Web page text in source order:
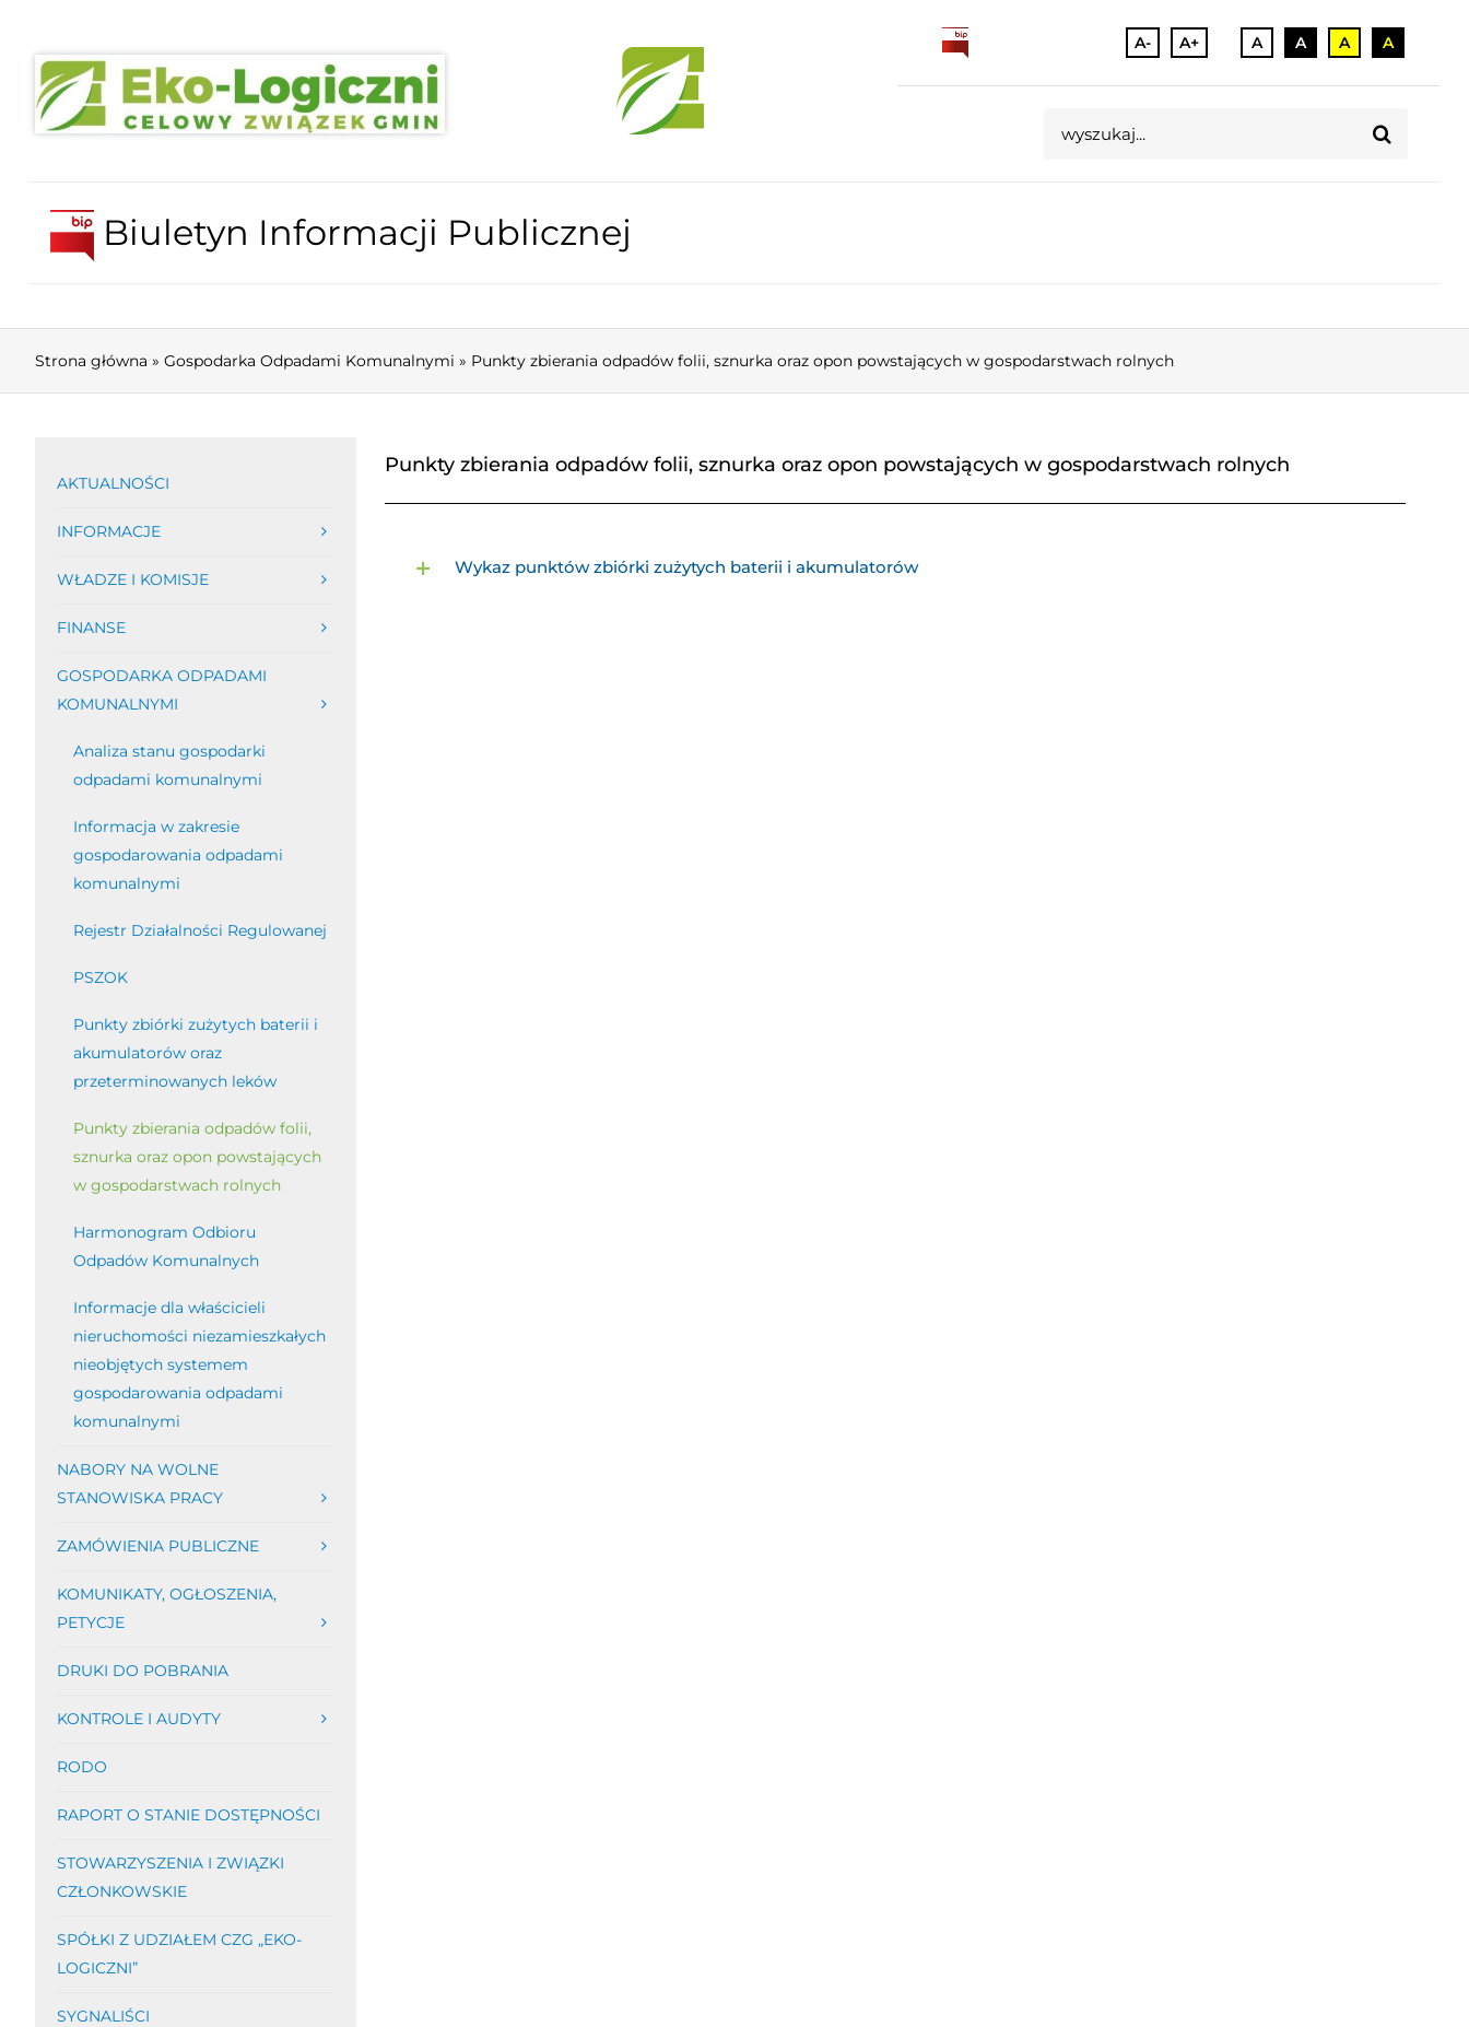
A- A+ A A A A
Biuletyn Informacji Publicznej
Strona główna » Gospodarka Odpadami Komunalnymi » Punkty zbierania odpadów folii, sznurka oraz opon powstających w gospodarstwach rolnych
AKTUALNOŚCI
INFORMACJE
WŁADZE I KOMISJE
FINANSE
GOSPODARKA ODPADAMI
KOMUNALNYMI
Analiza stanu gospodarki
odpadami komunalnymi
Informacja w zakresie
gospodarowania odpadami
komunalnymi
Rejestr Działalności Regulowanej
PSZOK
Punkty zbiórki zużytych baterii i
akumulatorów oraz
przeterminowanych leków
Punkty zbierania odpadów folii,
sznurka oraz opon powstających
w gospodarstwach rolnych
Harmonogram Odbioru
Odpadów Komunalnych
Informacje dla właścicieli
nieruchomości niezamieszkałych
nieobjętych systemem
gospodarowania odpadami
komunalnymi
NABORY NA WOLNE
STANOWISKA PRACY
ZAMÓWIENIA PUBLICZNE
KOMUNIKATY, OGŁOSZENIA,
PETYCJE
DRUKI DO POBRANIA
KONTROLE I AUDYTY
RODO
RAPORT O STANIE DOSTĘPNOŚCI
STOWARZYSZENIA I ZWIĄZKI
CZŁONKOWSKIE
SPÓŁKI Z UDZIAŁEM CZG „EKO-
LOGICZNI”
SYGNALIŚCI
Punkty zbierania odpadów folii, sznurka oraz opon powstających w gospodarstwach rolnych
Wykaz punktów zbiórki zużytych baterii i akumulatorów